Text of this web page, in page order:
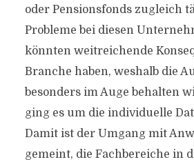
oder Pensionsfonds zugleich
Probleme bei diesen
könnten weitreichende
Branche haben, weshalb die
besonders im Auge behalten
ging es um die individuelle
Damit ist der Umgang mit
gemeint, die Fachbereiche in